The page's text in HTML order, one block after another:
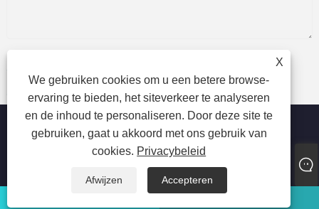
indienen
X
We gebruiken cookies om u een betere browse-
ervaring te bieden, het siteverkeer te analyseren
en de inhoud te personaliseren. Door deze site te
gebruiken, gaat u akkoord met ons gebruik van
cookies. Privacybeleid
Afwijzen
Accepteren
Copyright © 2023 Jiaxing Tusi Toys Co., Ltd. Alle rechten